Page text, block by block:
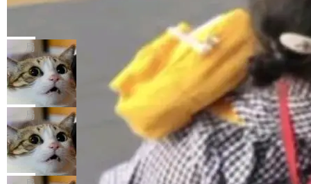
“智构可信·质创未来——AI原生时代的质量新范
式”为主题，直面AI从实验室走向规模化产业落地
的核心质量命题。会上，《2026智能研发生产力
工具选型手册》发布，Testin云测的Testin XAge
nt智能测试系统入选AI测试领域代表产品。对CI
O而言，这提示了一个转变：AI测试正在从效率
工具升级为企业的质量基础设施。 CIO面对的新
现实 过去两年，CIO们的焦虑清单上多了两项：
一是如何让大模型和智能体应用安全地从PoC走
向生产，二是如何让测试团队跟得上AI应用...
让非法状态不可表示：一篇关于 ADT
有一种东西，一旦用过就回不去了。Alex Fedos
eev 管它叫"软件设计的基石"。 他说的东西不新
鲜——代数数据类型（ADT），尤其是和类型
（sum type）。但他说清楚了一件事：这不是类
型系统的学术体操，是日常编码的思维方式。 文
章从一个简单的例子切入。一个网站的深色主题
设置，如果用布尔值 + 可空字段来表示——bool
ean 表示是否可切换，nullable 的默认模式、浅
色方案、深色方案——会产生大量无意义的组
合。方案缺了、配置冲突了、全 null 了。要知道
局
Cloudflare 开源内部企业 AI 平台 Clou
dflare OS
Cloudflare 发布了一个开源项目 Cloudflare O
S。如果你只看官方博客，你会觉得这是又一
个"AI 知识库 + 聊天机器人"——每个大厂都在
做，没什么新鲜的。 但 Kenton Varda 在 Twitte
r 上把事情说清楚了： 今天我们发布了 Cloudfla
re OS，一个带连接器的聊天机器人，跟其他所
局
Deno 团队开源 Celld，可自托管的分
布式 Durable Objects
Ryan Dahl 领导的 Deno 团队推出了最新开源项
目 Celld，一个能在自己机器上运行 Cloudflare